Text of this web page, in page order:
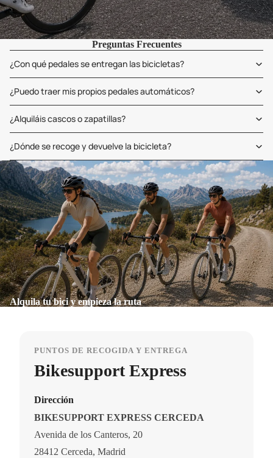
Preguntas Frecuentes
¿Con qué pedales se entregan las bicicletas?
¿Puedo traer mis propios pedales automáticos?
¿Alquiláis cascos o zapatillas?
¿Dónde se recoge y devuelve la bicicleta?
Alquila tu bici y empieza la ruta
PUNTOS DE RECOGIDA Y ENTREGA
Bikesupport Express
Dirección
BIKESUPPORT EXPRESS CERCEDA
Avenida de los Canteros, 20
28412 Cerceda, Madrid